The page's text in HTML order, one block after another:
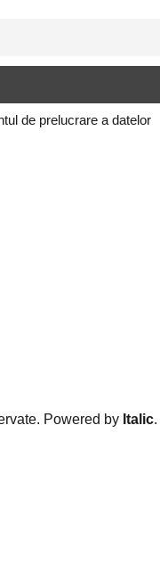
de prelucrare a datelor
Powered by Italic.